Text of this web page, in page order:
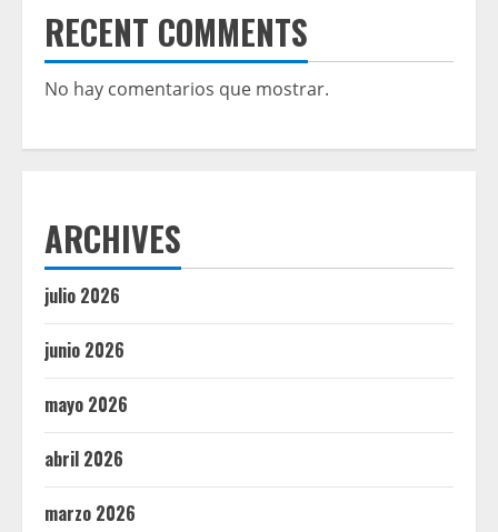
RECENT COMMENTS
No hay comentarios que mostrar.
ARCHIVES
julio 2026
junio 2026
mayo 2026
abril 2026
marzo 2026